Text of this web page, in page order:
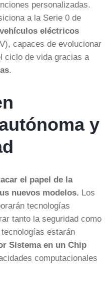
personalizadas.
a la Serie 0 de
eléctricos
capaces de evolucionar
ciclo de vida gracias a
.
y
el papel de la
nuevos modelos. Los
tecnologías
tanto la seguridad como
estarán
Sistema en un Chip
computacionales